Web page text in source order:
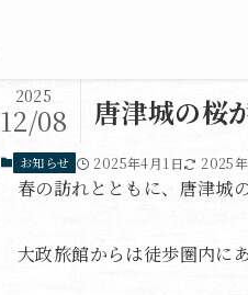
唐津城の桜
2025
12/08
お知らせ 2025年4月1日 2025
春の訪れとともに、唐津城
大政旅館からは徒歩圏内に